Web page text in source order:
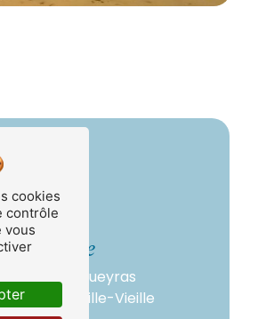
Adresse
Route du Queyras
Château-Ville-Vieille
cookies
contrôle
vous